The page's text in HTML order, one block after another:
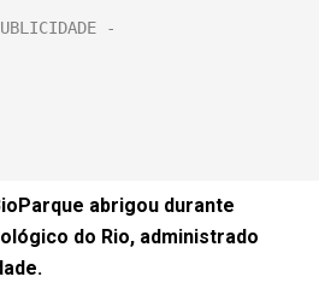
abrigou durante
do Rio, administrado